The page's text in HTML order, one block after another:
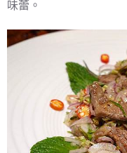
味蕾。